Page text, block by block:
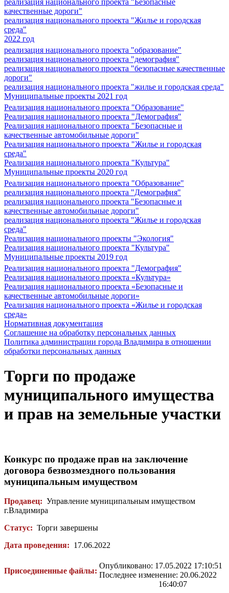
реализация национального проекта "Безопасные
качественные дороги"
реализация национального проекта "Жилье и городская
среда"
2022 год
реализация национального проекта "образование"
реализация национального проекта "демография"
реализация национального проекта "безопасные качественные
дороги"
реализация национального проекта "жилье и городская среда"
Муниципальные проекты 2021 год
Реализация национального проекта "Образование"
Реализация национального проекта "Демография"
Реализация национального проекта "Безопасные и
качественные автомобильные дороги"
Реализация национального проекта "Жилье и городская
среда"
Реализация национального проекта "Культура"
Муниципальные проекты 2020 год
Реализация национального проекта "Образование"
реализация национального проекта "Демография"
реализация национального проекта "Безопасные и
качественные автомобильные дороги"
реализация национального проекта "Жилье и городская
среда"
Реализация национального проекты "Экология"
Реализация национального проекта "Культура"
Муниципальные проекты 2019 год
Реализация национального проекта "Демография"
Реализация национального проекта «Культура»
Реализация национального проекта «Безопасные и
качественные автомобильные дороги»
Реализация национального проекта «Жилье и городская
среда»
Нормативная документация
Соглашение на обработку персональных данных
Политика администрации города Владимира в отношении
обработки персональных данных
Торги по продаже
муниципального имущества
и прав на земельные участки
Конкурс по продаже прав на заключение
договора безвозмездного пользования
муниципальным имуществом
Продавец: Управление муниципальным имуществом
г.Владимира
Статус: Торги завершены
Дата проведения: 17.06.2022
Присоединенные файлы:
Опубликовано: 17.05.2022 17:10:51
Последнее изменение: 20.06.2022
16:40:07